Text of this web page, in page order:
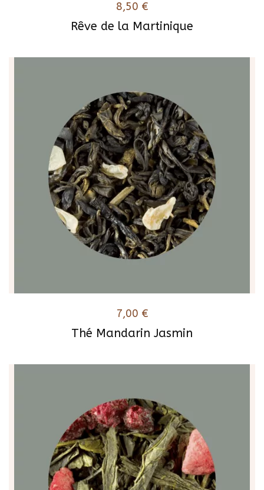
Rêve de la Martinique
8,50 €
Thé Mandarin Jasmin
7,00 €